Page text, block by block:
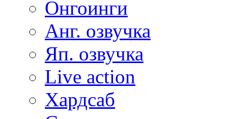
Онгоинги
Анг. озвучка
Яп. озвучка
Live action
Хардсаб